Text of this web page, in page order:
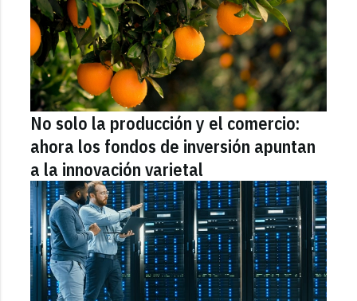
No solo la producción y el comercio:
ahora los fondos de inversión apuntan
a la innovación varietal